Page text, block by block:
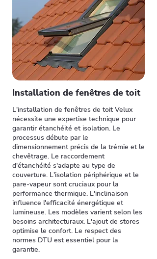
Installation de fenêtres de toit
L'installation de fenêtres de toit Velux
nécessite une expertise technique pour
garantir étanchéité et isolation. Le
processus débute par le
dimensionnement précis de la trémie et le
chevêtrage. Le raccordement
d'étanchéité s'adapte au type de
couverture. L'isolation périphérique et le
pare-vapeur sont cruciaux pour la
performance thermique. L'inclinaison
influence l'efficacité énergétique et
lumineuse. Les modèles varient selon les
besoins architecturaux. L'ajout de stores
optimise le confort. Le respect des
normes DTU est essentiel pour la
garantie.